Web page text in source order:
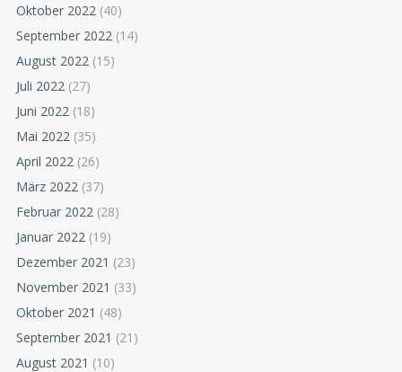
Oktober 2022 (40)
September 2022 (14)
August 2022 (15)
Juli 2022 (27)
Juni 2022 (18)
Mai 2022 (35)
April 2022 (26)
März 2022 (37)
Februar 2022 (28)
Januar 2022 (19)
Dezember 2021 (23)
November 2021 (33)
Oktober 2021 (48)
September 2021 (21)
August 2021 (10)